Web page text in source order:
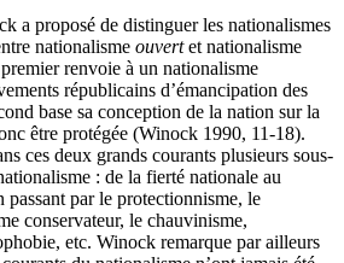
a proposé de distinguer les nationalismes
nationalisme ouvertet nationalisme
renvoie à un nationalisme
républicains d’émancipation des
base sa conception de la nation sur la
être protégée (Winock 1990, 11-18).
ces deux grands courants plusieurs sous-
: de la fierté nationale au
par le protectionnisme, le
conservateur, le chauvinisme,
etc. Winock remarque par ailleurs